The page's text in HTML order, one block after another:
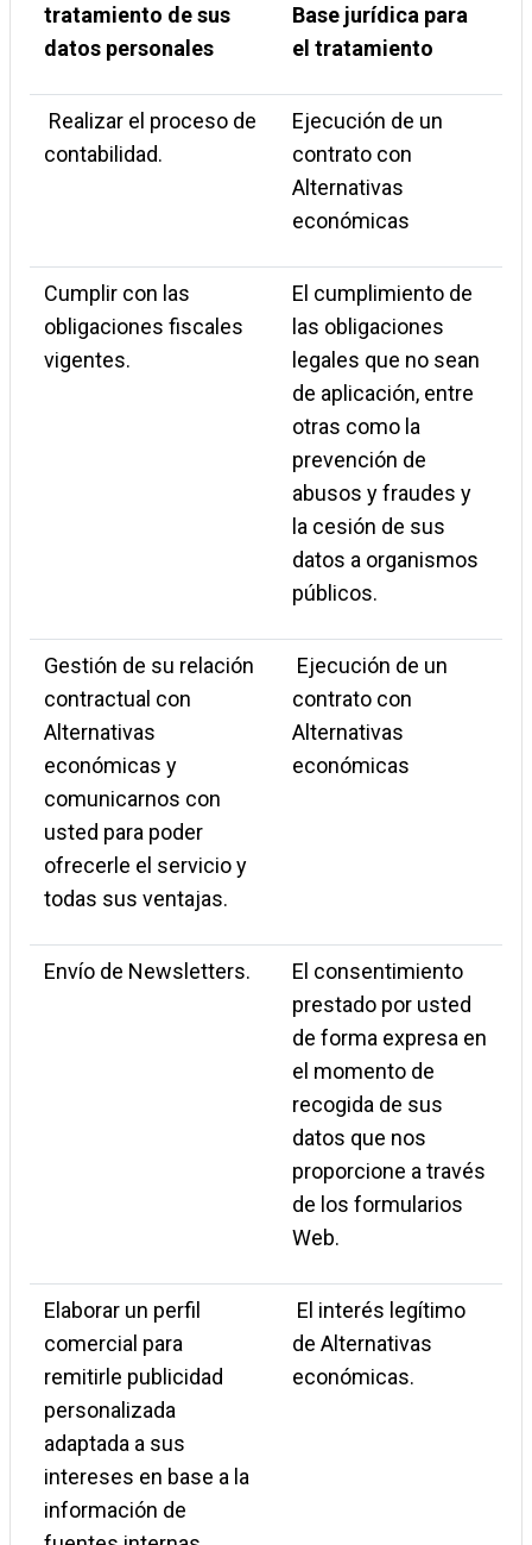
tratamiento de sus
datos personales
Base jurídica para
el tratamiento
Realizar el proceso de
contabilidad.
Ejecución de un
contrato con
Alternativas
económicas
Cumplir con las
obligaciones fiscales
vigentes.
El cumplimiento de
las obligaciones
legales que no sean
de aplicación, entre
otras como la
prevención de
abusos y fraudes y
la cesión de sus
datos a organismos
públicos.
Gestión de su relación
contractual con
Alternativas
económicas y
comunicarnos con
usted para poder
ofrecerle el servicio y
todas sus ventajas.
Ejecución de un
contrato con
Alternativas
económicas
Envío de Newsletters.
El consentimiento
prestado por usted
de forma expresa en
el momento de
recogida de sus
datos que nos
proporcione a través
de los formularios
Web.
Elaborar un perfil
comercial para
remitirle publicidad
personalizada
adaptada a sus
intereses en base a la
información de
El interés legítimo
de Alternativas
económicas.